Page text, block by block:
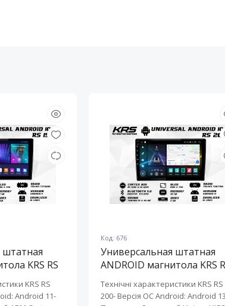
штатная
KRS RS
KRS RS
Android 11-
Код: 676
Универсальная штатная
ANDROID магнитола KRS
Технічні характеристики KRS RS
200- Версія ОС Android: Android